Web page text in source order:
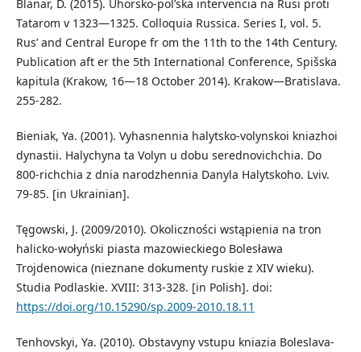
Blanar, D. (2015). Uhorsko-pol’ska intervencia na Rusi proti
Tatarom v 1323—1325. Colloquia Russica. Series I, vol. 5.
Rus’ and Central Europe fr om the 11th to the 14th Century.
Publication aft er the 5th International Conference, Spišska
kapitula (Krakow, 16—18 October 2014). Krakow—Bratislava.
255-282.
Bieniak, Ya. (2001). Vyhasnennia halytsko-volynskoi kniazhoi
dynastii. Halychyna ta Volyn u dobu serednovichchia. Do
800-richchia z dnia narodzhennia Danyla Halytskoho. Lviv.
79-85. [in Ukrainian].
Tęgowski, J. (2009/2010). Okoliczności wstąpienia na tron
halicko-wołyński piasta mazowieckiego Bolesława
Trojdenowica (nieznane dokumenty ruskie z XIV wieku).
Studia Podlaskie. XVIII: 313-328. [in Polish]. doi:
https://doi.org/10.15290/sp.2009-2010.18.11
Tenhovskyi, Ya. (2010). Obstavyny vstupu kniazia Boleslava-